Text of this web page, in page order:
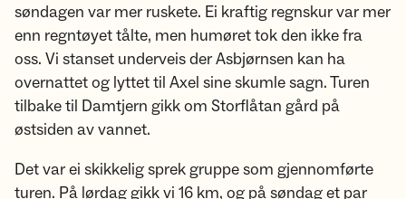
søndagen var mer ruskete. Ei kraftig regnskur var mer
enn regntøyet tålte, men humøret tok den ikke fra
oss. Vi stanset underveis der Asbjørnsen kan ha
overnattet og lyttet til Axel sine skumle sagn. Turen
tilbake til Damtjern gikk om Storflåtan gård på
østsiden av vannet.
Det var ei skikkelig sprek gruppe som gjennomførte
turen. På lørdag gikk vi 16 km, og på søndag et par